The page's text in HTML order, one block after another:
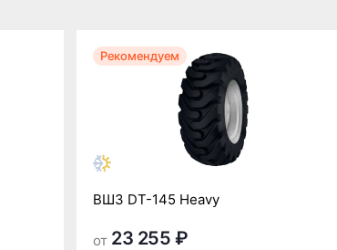
Рекомендуем
ВШЗ DT-145 Heavy
от 23 255 ₽